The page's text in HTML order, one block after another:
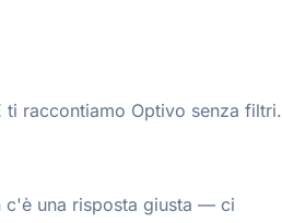
raccontiamo Optivo senza filtri.
c'è una risposta giusta — ci